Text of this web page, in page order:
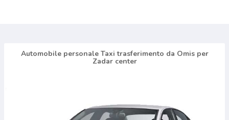
Automobile personale Taxi trasferimento da Omis per
Zadar center